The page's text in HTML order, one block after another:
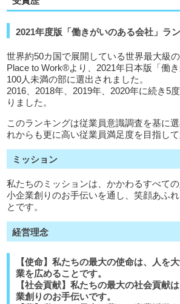
2021年度版「働きがいのある会社」ラ
世界約50カ国で展開している世界最大級
Place to Work®より、2021年日本版「働き
100人未満の部に選出されました。
2016、2018年、2019年、2020年に続き5
りました。
このランキングは従業員意識調査を基に
れからも更に高い従業員満足度を目指して
ミッション
私たちのミッションは、かかわるすべて
小企業創りのお手伝いを通し、笑顔あふ
とです。
経営理念
【使命】私たちの最大の使命は、人を
業を広めることです。
【社会貢献】私たちの最大の社会貢献
業創りのお手伝いです。